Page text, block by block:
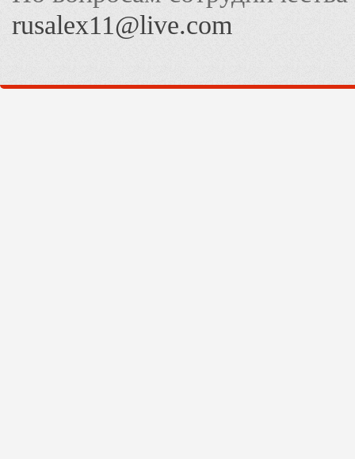
rusalex11@live.com